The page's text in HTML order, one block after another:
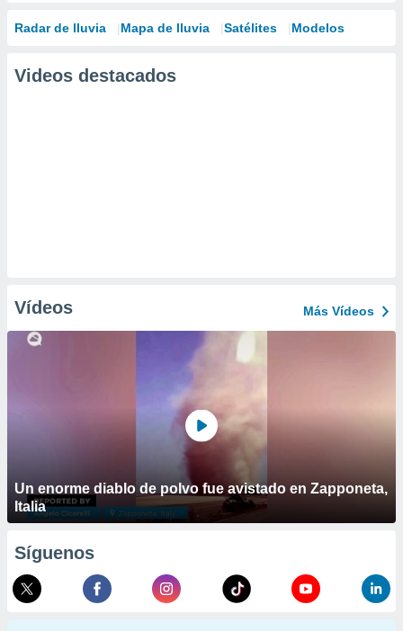
Radar de lluvia Mapa de lluvia Satélites Modelos
Videos destacados
Vídeos Más Vídeos
Un enorme diablo de polvo fue avistado en Zapponeta,
Italia
Síguenos